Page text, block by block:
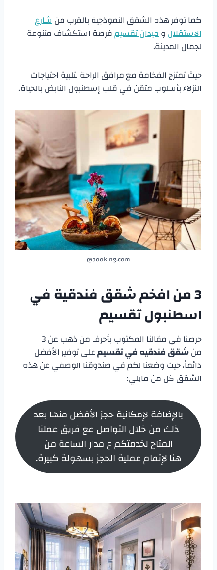
كما توفر هذه الشقق النموذجية بالقرب منشارع
الاستقلالوميدان تقسيمفرصة استكشاف متنوعة
لجمال المدينة.
حيث تمتزج الفخامة مع مرافق الراحة لتلبية احتياجات
النزلاء بأسلوب متقن في قلب إسطنبول النابض بالحياة.
booking.com@
3 من افخمشقق فندقية في
اسطنبول تقسيم
حرصنا في مقالنا المكتوب بأحرف من ذهب عن 3
منشقق فندقيه في تقسيمعلى توفير الأفضل
دائماً، حيث وضعنا لكم في صندوقنا الوصفي عن هذه
الشقق كل من مايلي:
بالإضافة لإمكانية حجز الأفضل منها بعد
ذلك من خلال التواصل مع فريق عملنا
المتاح لخدمتكم ع مدار الساعة من
هنا لإتمام عملية الحجز بسهولة كبيرة.